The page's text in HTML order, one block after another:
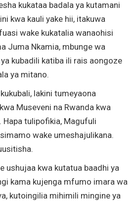
kukataa badala ya kutamani
kwa kauli yake hii, itakuwa
wake kukatalia wanaohisi
Juma Nkamia, mbunge wa
kubadili katiba ili rais aongoze
ya mitano.
lakini tumeyaona
Museveni na Rwanda kwa
Hapa tulipofikia, Magufuli
wake umeshajulikana.
ushujaa kwa kutatua baadhi ya
kama kujenga mfumo imara wa
kutoingilia mihimili mingine ya